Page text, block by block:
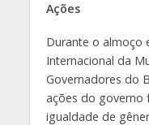
Ações
Durante o almoço
Internacional da
Governadores do
ações do governo
igualdade de